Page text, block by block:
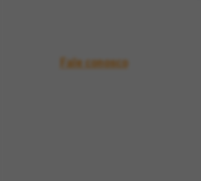
Fale conosco